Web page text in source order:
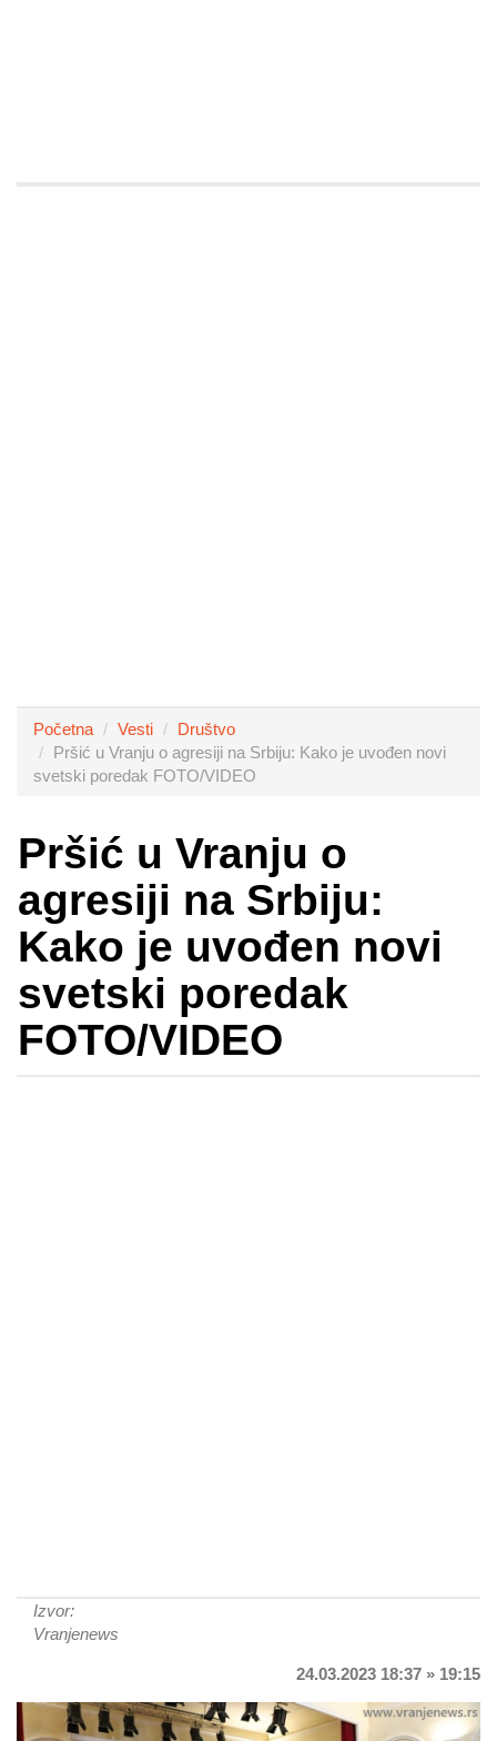
Početna Vesti
Društvo
Pršić u Vranju o agresiji na Srbiju: Kako je uvođen novi
svetski poredak FOTO/VIDEO
Pršić u Vranju o
agresiji na Srbiju:
Kako je uvođen novi
svetski poredak
FOTO/VIDEO
Izvor:
Vranjenews
24.03.2023 18:37 » 19:15